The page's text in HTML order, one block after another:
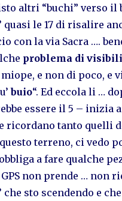
altri “buchi” verso il
quasi le 17 di risalire
con la via Sacra ….
problema di
miope, e non di poco, e
buio“. Ed eccola li …
essere il 5 – inizia
ricordano tanto quelli
terreno, ci vedo
a fare qualche
non prende … non
che sto scendendo e